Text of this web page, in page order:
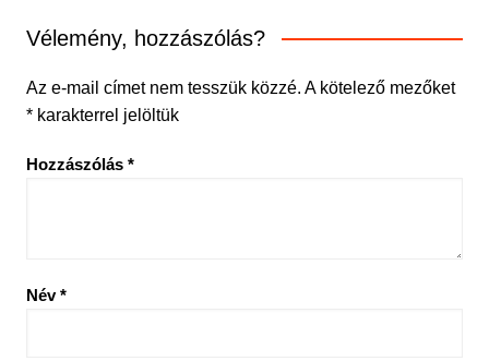
Vélemény, hozzászólás?
Az e-mail címet nem tesszük közzé. A kötelező mezőket
*karakterrel jelöltük
Hozzászólás *
Név*